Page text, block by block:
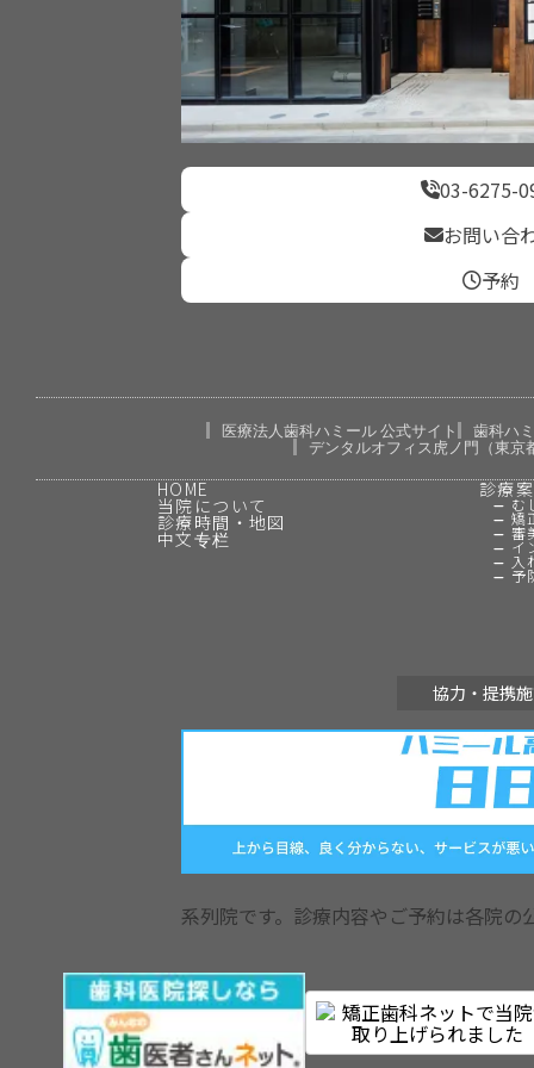
03-6275-
お問い合
予約
医療法人歯科ハミール 公式サイト
歯科ハ
デンタルオフィス虎ノ門（東京
HOME
当院について
診療時間・地図
中文专栏
診療
む
矯
審
イ
入
予
協力・提携
系列院です。診療内容やご予約は各院